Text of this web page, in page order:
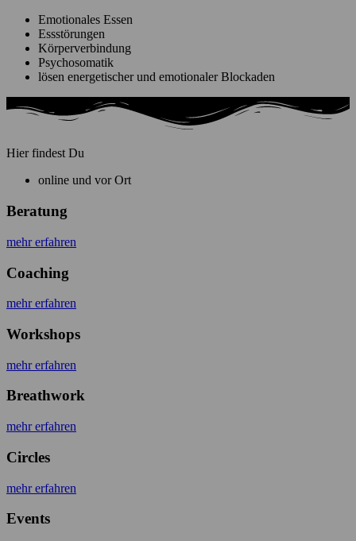
Emotionales Essen
Essstörungen
Körperverbindung
Psychosomatik
lösen energetischer und emotionaler Blockaden
Hier findest Du
online und vor Ort
Beratung
mehr erfahren
Coaching
mehr erfahren
Workshops
mehr erfahren
Breathwork
mehr erfahren
Circles
mehr erfahren
Events